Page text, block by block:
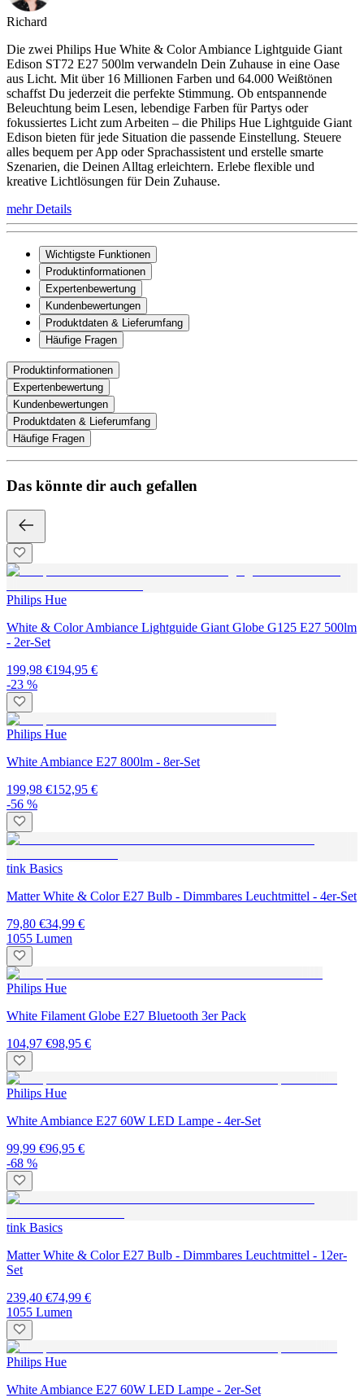
Richard
Die zwei Philips Hue White & Color Ambiance Lightguide Giant
Edison ST72 E27 500lm verwandeln Dein Zuhause in eine Oase
aus Licht. Mit über 16 Millionen Farben und 64.000 Weißtönen
schaffst Du jederzeit die perfekte Stimmung. Ob entspannende
Beleuchtung beim Lesen, lebendige Farben für Partys oder
fokussiertes Licht zum Arbeiten – die Philips Hue Lightguide Giant
Edison bieten für jede Situation die passende Einstellung. Steuere
alles bequem per App oder Sprachassistent und erstelle smarte
Szenarien, die Deinen Alltag erleichtern. Erlebe flexible und
kreative Lichtlösungen für Dein Zuhause.
mehr Details
Wichtigste Funktionen
Produktinformationen
Expertenbewertung
Kundenbewertungen
Produktdaten & Lieferumfang
Häufige Fragen
Produktinformationen
Expertenbewertung
Kundenbewertungen
Produktdaten & Lieferumfang
Häufige Fragen
Das könnte dir auch gefallen
Philips Hue
White & Color Ambiance Lightguide Giant Globe G125 E27 500lm
- 2er-Set
199,98 €194,95 €
-23 %
Philips Hue
White Ambiance E27 800lm - 8er-Set
199,98 €152,95 €
-56 %
tink Basics
Matter White & Color E27 Bulb - Dimmbares Leuchtmittel - 4er-Set
79,80 €34,99 €
1055 Lumen
Philips Hue
White Filament Globe E27 Bluetooth 3er Pack
104,97 €98,95 €
Philips Hue
White Ambiance E27 60W LED Lampe - 4er-Set
99,99 €96,95 €
-68 %
tink Basics
Matter White & Color E27 Bulb - Dimmbares Leuchtmittel - 12er-
Set
239,40 €74,99 €
1055 Lumen
Philips Hue
White Ambiance E27 60W LED Lampe - 2er-Set